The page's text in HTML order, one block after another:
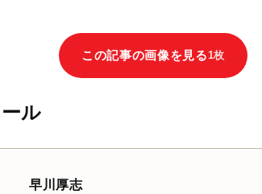
この記事の画像を見る 1枚
ル
早川厚志